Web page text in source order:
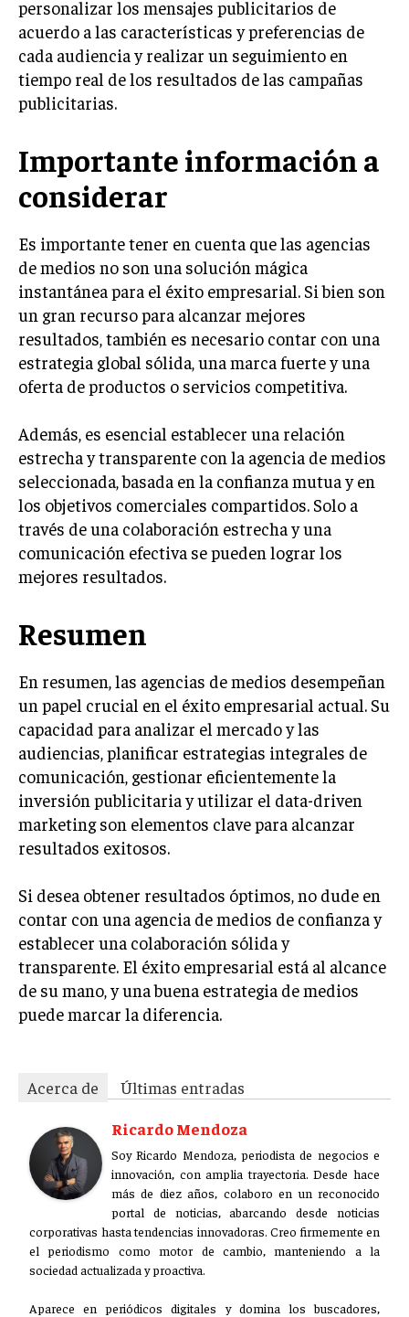
ÉTICA EMPRESARIAL Y RESPONSABILIDAD
SOCIAL
BLOG
Acerca de Últimas entradas
Ricardo Mendoza
innovación, con amplia trayectoria. Desde hace
más de diez años, colaboro en un reconocido
portal de noticias, abarcando desde noticias
corporativas hasta tendencias innovadoras. Creo firmemente en
el periodismo como motor de cambio, manteniendo a la
sociedad actualizada y proactiva.
Aparece en periódicos digitales y domina los buscadores,
Infórmate aquí.
personalizar los mensajes publicitarios de
acuerdo a las características y preferencias de
cada audiencia y realizar un seguimiento en
tiempo real de los resultados de las campañas
publicitarias.
Importante información a
considerar
Es importante tener en cuenta que las agencias
de medios no son una solución mágica
instantánea para el éxito empresarial. Si bien son
un gran recurso para alcanzar mejores
resultados, también es necesario contar con una
estrategia global sólida, una marca fuerte y una
oferta de productos o servicios competitiva.
Además, es esencial establecer una relación
estrecha y transparente con la agencia de medios
seleccionada, basada en la confianza mutua y en
los objetivos comerciales compartidos. Solo a
través de una colaboración estrecha y una
comunicación efectiva se pueden lograr los
mejores resultados.
Resumen
En resumen, las agencias de medios desempeñan
un papel crucial en el éxito empresarial actual. Su
capacidad para analizar el mercado y las
audiencias, planificar estrategias integrales de
comunicación, gestionar eficientemente la
inversión publicitaria y utilizar el data-driven
marketing son elementos clave para alcanzar
resultados exitosos.
Si desea obtener resultados óptimos, no dude en
contar con una agencia de medios de confianza y
establecer una colaboración sólida y
transparente. El éxito empresarial está al alcance
de su mano, y una buena estrategia de medios
puede marcar la diferencia.
Acerca de
Últimas entradas
Ricardo Mendoza
Soy Ricardo Mendoza, periodista de negocios e
innovación, con amplia trayectoria. Desde hace
más de diez años, colaboro en un reconocido
portal de noticias, abarcando desde noticias
corporativas hasta tendencias innovadoras. Creo firmemente en
el periodismo como motor de cambio, manteniendo a la
sociedad actualizada y proactiva.
Aparece en periódicos digitales y domina los buscadores,